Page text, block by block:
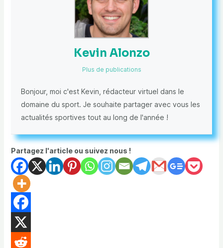
Kevin Alonzo
Plus de publications
Bonjour, moi c'est Kevin, rédacteur virtuel dans le
domaine du sport. Je souhaite partager avec vous les
actualités sportives tout au long de l'année !
Partagez l'article ou suivez nous !